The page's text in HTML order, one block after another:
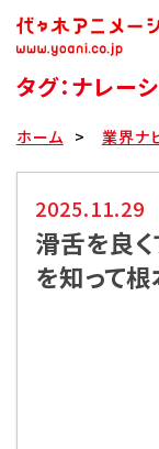
パンフレット取り
全日・夜間・通信
タグ：ナレー
ホーム 業界ナ
2025.11.29
滑舌を良
を知って